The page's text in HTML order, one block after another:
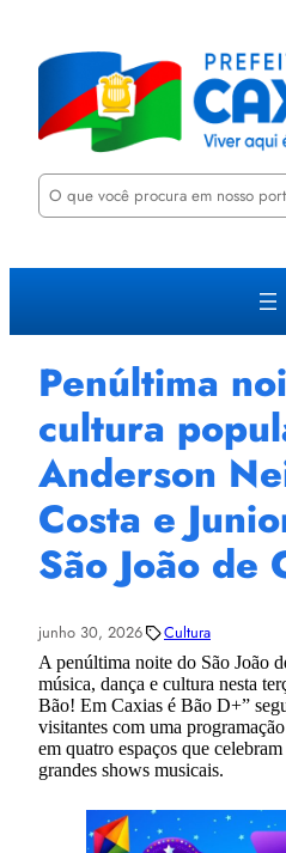
P
u
a
Penúltima
cultura
Anderson
Costa e
São João de
junho 30, 2026 Cultura
A penúltima noite do São João
música, dança e cultura nesta
Bão! Em Caxias é Bão D+”
visitantes com uma
em quatro espaços que
grandes shows musicais.